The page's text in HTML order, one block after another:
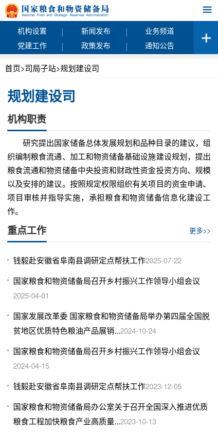
机构设置 | 新闻发布 |
业务频道
党建工作
| 政策发布 | 通知公告
首页>司局子站>规划建设司
规划建设司
机构职责
研究提出国家储备总体发展规划和品种目录的建议，组
织编制粮食流通、加工和物资储备基础设施建设规划，提出
粮食流通和物资储备中央投资和财政性资金投资方向、规模
以及安排的建议。按照规定权限组织有关项目的资金申请、
项目审核并指导实施，承担粮食和物资储备信息化建设工
作。
重点工作 更多>>
钱毅赴安徽省阜南县调研定点帮扶工作2025-07-22
国家粮食和物资储备局召开乡村振兴工作领导小组会议
2025-04-01
国家发展改革委 国家粮食和物资储备局举办第四届全国脱
贫地区优质特色粮油产品展销...2024-10-24
国家粮食和物资储备局召开乡村振兴工作领导小组会议
2024-04-15
钱毅赴安徽省阜南县调研定点帮扶工作2023-12-05
国家粮食和物资储备局办公室关于召开全国深入推进优质
粮食工程加快粮食产业高质量...2023-10-13